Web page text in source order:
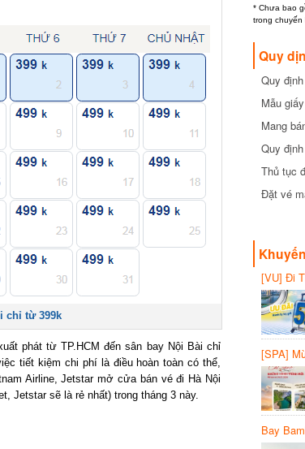
từ 399k
phát từ TP.HCM đến sân bay Nội Bài chỉ
tiết kiệm chi phí là điều hoàn toàn có thể,
Airline, Jetstar mở cửa bán vé đi Hà Nội
Jetstar sẽ là rẻ nhất) trong tháng 3 này.
* Chưa bao
trong chuyến
Quy
Quy
cần biết
Mẫu
Mang
Quy
Thủ tục
Đặt vé
[VU] Đi
giảm
[SPA]
20%
Bay